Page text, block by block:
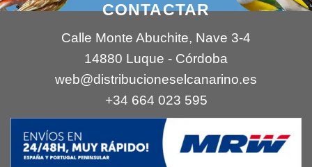
CONTACTAR
Calle Monte Abuchite, Nave 3-4
14880 Luque - Córdoba
web@distribucioneselcanarino.es
+34 664 023 595